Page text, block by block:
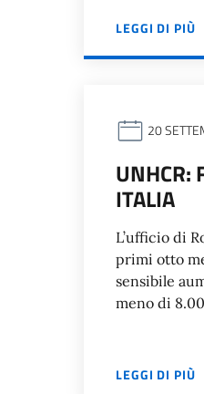
LEGGI DI PIÙ
20
UNHCR:
ITALIA
L’ufficio di
primi otto
sensibile
meno di
LEGGI DI PIÙ